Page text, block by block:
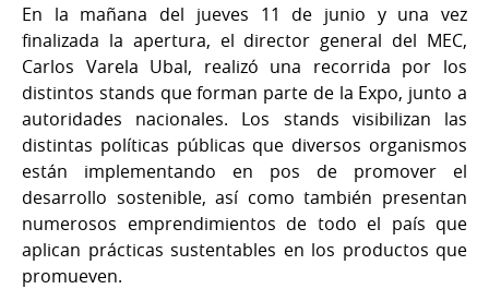
En la mañana del jueves 11 de junio y una vez
finalizada la apertura, el director general del MEC,
Carlos Varela Ubal, realizó una recorrida por los
distintos stands que forman parte de la Expo, junto a
autoridades nacionales. Los stands visibilizan las
distintas políticas públicas que diversos organismos
están implementando en pos de promover el
desarrollo sostenible, así como también presentan
numerosos emprendimientos de todo el país que
aplican prácticas sustentables en los productos que
promueven.